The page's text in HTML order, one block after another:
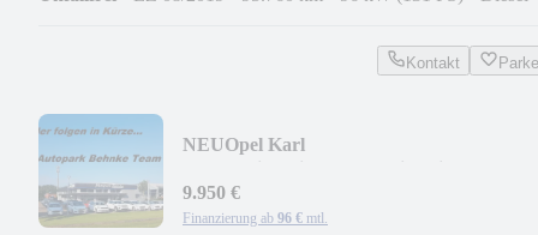
Kontakt
NEUOpel Karl
9.950 €
Finanzierung ab 96 € mtl.